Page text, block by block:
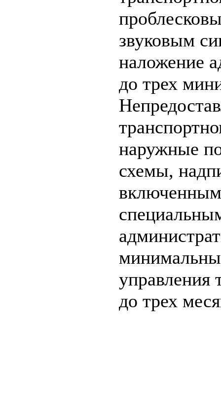
звуковым
наложение
до трех
наружные
схемы,
управления
до трех